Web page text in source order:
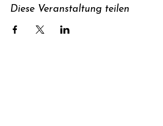
Diese Veranstaltung teilen